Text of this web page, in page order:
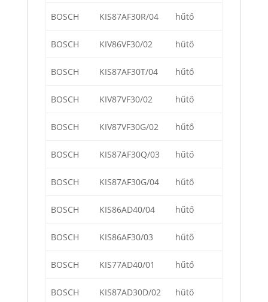
BOSCH KIS87AF30R/04 hűtő
BOSCH KIV86VF30/02 hűtő
BOSCH KIS87AF30T/04 hűtő
BOSCH KIV87VF30/02 hűtő
BOSCH KIV87VF30G/02 hűtő
BOSCH KIS87AF30Q/03 hűtő
BOSCH KIS87AF30G/04 hűtő
BOSCH KIS86AD40/04 hűtő
BOSCH KIS86AF30/03 hűtő
BOSCH KIS77AD40/01 hűtő
BOSCH KIS87AD30D/02 hűtő